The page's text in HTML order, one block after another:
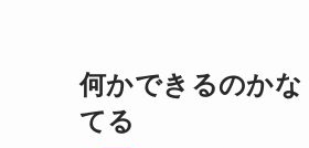
何かできるのか
てる